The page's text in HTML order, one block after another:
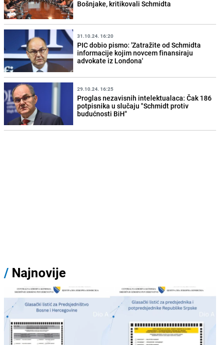
Bošnjake, kritikovali Schmidta
31.10.24. 16:20
PIC dobio pismo: 'Zatražite od Schmidta
informacije kojim novcem finansiraju
advokate iz Londona'
29.10.24. 16:25
Proglas nezavisnih intelektualaca: Čak 186
potpisnika u slučaju "Schmidt protiv
budućnosti BiH"
/ Najnovije